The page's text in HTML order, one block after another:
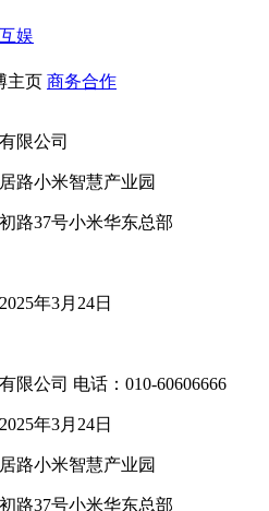
娱
主页 商务合作
限公司
路小米智慧产业园
路37号小米华东总部
年3月24日
限公司 电话：010-60606666
年3月24日
路小米智慧产业园
路37号小米华东总部